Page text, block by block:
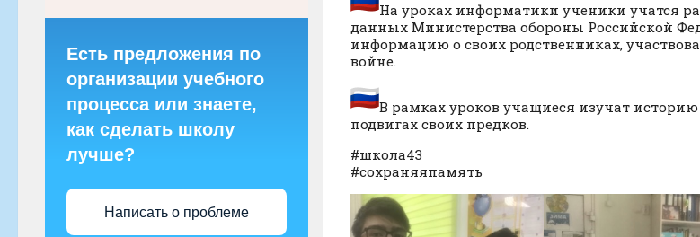
На уроках информатики ученики учатся
данных Министерства обороны Российской
информацию о своих родственниках,
войне.
В рамках уроков учащиеся изучат
подвигах своих предков.
#школа43
#сохраняяпамять
Есть предложения по
организации учебного
процесса или знаете,
как сделать школу
лучше?
Написать о проблеме